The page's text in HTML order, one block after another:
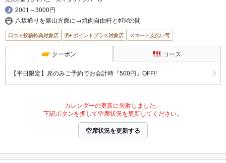
2001～3000円
八坂通りを勝山方面に→焼肉自由軒とﾎﾃﾙfの間
口コミ投稿特典対象店 ポイントプラス対象店 スマート支払い可
クーポン コース
【平日限定】席のみご予約でお会計時『500円』OFF!!
カレンダーの更新に失敗しました。
下記ボタンを押して空席状況を更新してください。
空席状況を更新する